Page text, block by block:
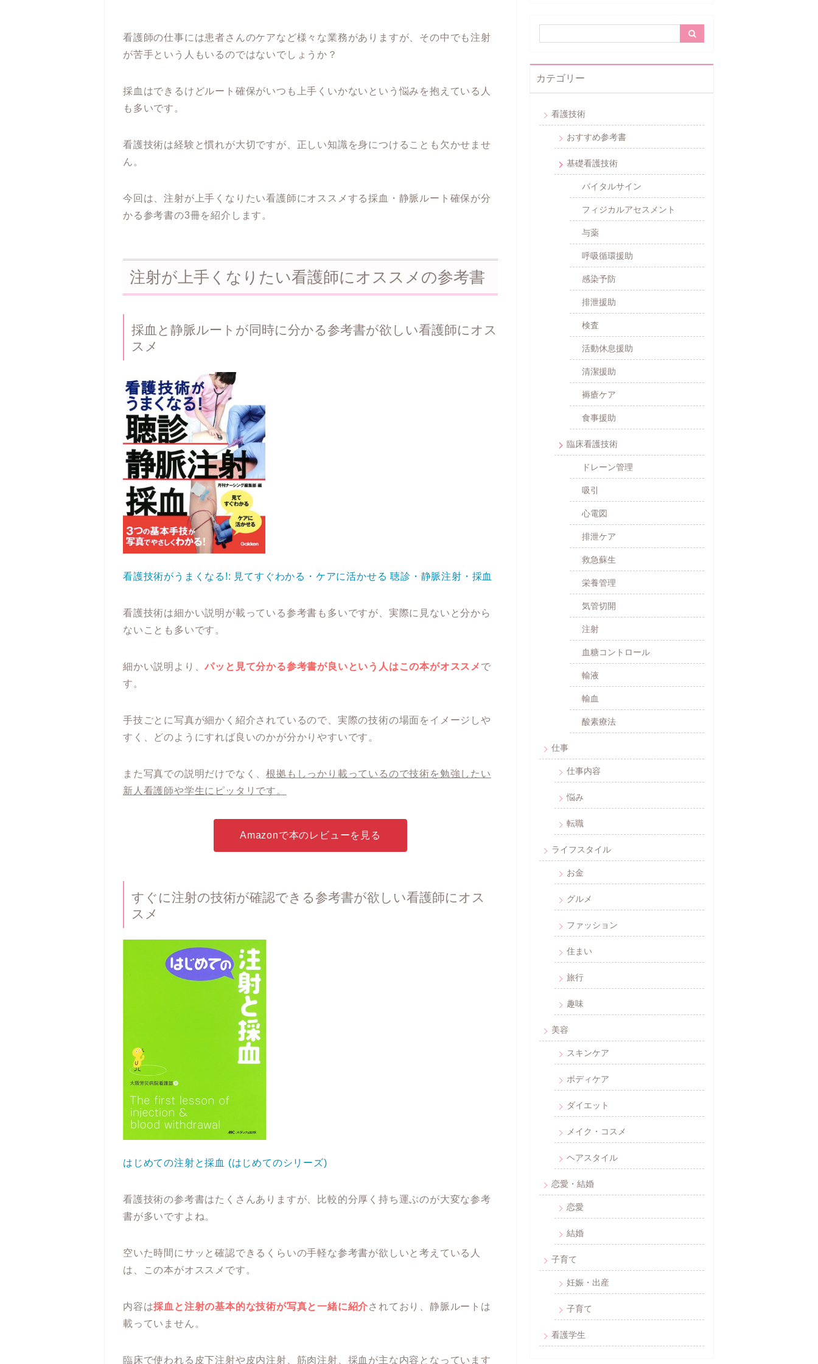
看護師の仕事には患者さんのケアなど様々な業務がありますが、その中でも注射
が苦手という人もいるのではないでしょうか？
採血はできるけどルート確保がいつも上手くいかないという悩みを抱えている人
も多いです。
看護技術は経験と慣れが大切ですが、正しい知識を身につけることも欠かせませ
ん。
今回は、注射が上手くなりたい看護師にオススメする採血・静脈ルート確保が分
かる参考書の3冊を紹介します。
注射が上手くなりたい看護師にオススメの参考書
採血と静脈ルートが同時に分かる参考書が欲しい看護師にオス
スメ
看護技術がうまくなる!: 見てすぐわかる・ケアに活かせる 聴診・静脈注射・採血
看護技術は細かい説明が載っている参考書も多いですが、実際に見ないと分から
ないことも多いです。
細かい説明より、パッと見て分かる参考書が良いという人はこの本がオススメ で
す。
手技ごとに写真が細かく紹介されているので、実際の技術の場面をイメージしや
すく、どのようにすれば良いのかが分かりやすいです。
また写真での説明だけでなく、根拠もしっかり載っているので技術を勉強したい
新人看護師や学生にピッタリです。
Amazonで本のレビューを見る
すぐに注射の技術が確認できる参考書が欲しい看護師にオス
スメ
はじめての注射と採血 (はじめてのシリーズ)
看護技術の参考書はたくさんありますが、比較的分厚く持ち運ぶのが大変な参考
書が多いですよね。
空いた時間にサッと確認できるくらいの手軽な参考書が欲しいと考えている人
は、この本がオススメです。
内容は採血と注射の基本的な技術が写真と一緒に紹介されており、静脈ルートは
載っていません。
臨床で使われる皮下注射や皮内注射、筋肉注射、採血が主な内容となっています
カテゴリー
看護技術
おすすめ参考書
基礎看護技術
バイタルサイン
フィジカルアセスメント
与薬
呼吸循環援助
感染予防
排泄援助
検査
活動休息援助
清潔援助
褥瘡ケア
食事援助
臨床看護技術
ドレーン管理
吸引
心電図
排泄ケア
救急蘇生
栄養管理
気管切開
注射
血糖コントロール
輸液
輸血
酸素療法
仕事
仕事内容
悩み
転職
ライフスタイル
お金
グルメ
ファッション
住まい
旅行
趣味
美容
スキンケア
ボディケア
ダイエット
メイク・コスメ
ヘアスタイル
恋愛・結婚
恋愛
結婚
子育て
妊娠・出産
子育て
看護学生